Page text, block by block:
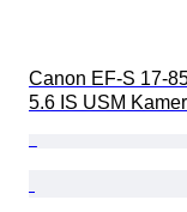
Canon EF-S 17-
5.6 IS USM